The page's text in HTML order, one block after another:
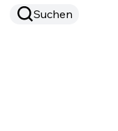
Suchen